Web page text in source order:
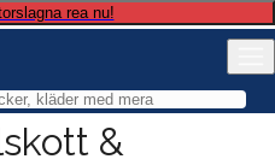
rea nu!
&